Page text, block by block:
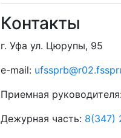
Контакты
г. Уфа ул. Цюрупы, 95
e-mail:
Приемная
Дежурная часть: 8(347)